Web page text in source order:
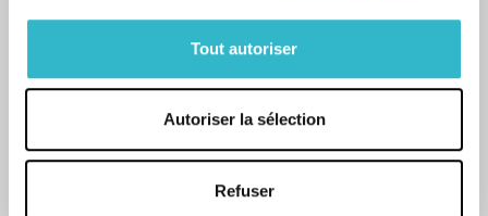
Tout autoriser
Autoriser la sélection
Refuser